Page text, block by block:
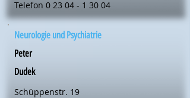
Telefon 0 23 04 - 1 30 04
Neurologie und Psychiatrie
Peter
Dudek
Schüppenstr. 19